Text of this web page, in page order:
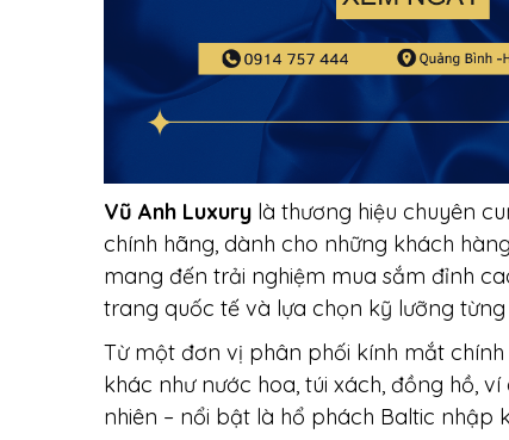
Vũ Anh Luxury là thương hiệu chuyên
chính hãng, dành cho những khách
mang đến trải nghiệm mua sắm đỉnh
trang quốc tế và lựa chọn kỹ lưỡng
Từ một đơn vị phân phối kính mắt
khác như nước hoa, túi xách, đồng hồ,
nhiên – nổi bật là hổ phách Baltic nhập